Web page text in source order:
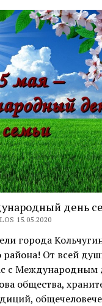
день
15.05.2020
города
района! От всей
с Международным
общества,